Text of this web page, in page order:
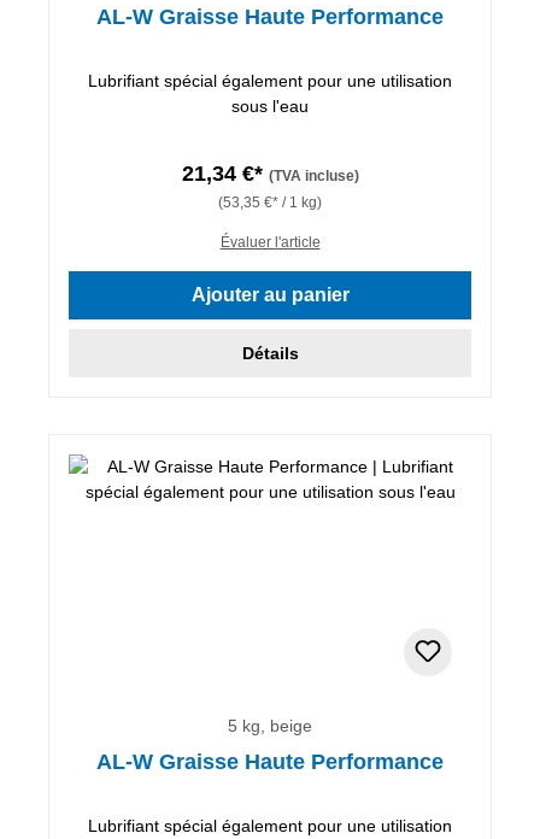
AL-W Graisse Haute Performance
Lubrifiant spécial également pour une utilisation
sous l'eau
21,34 €* (TVA incluse)
(53,35 €* / 1 kg)
Évaluer l'article
Ajouter au panier
Détails
5 kg, beige
AL-W Graisse Haute Performance
Lubrifiant spécial également pour une utilisation